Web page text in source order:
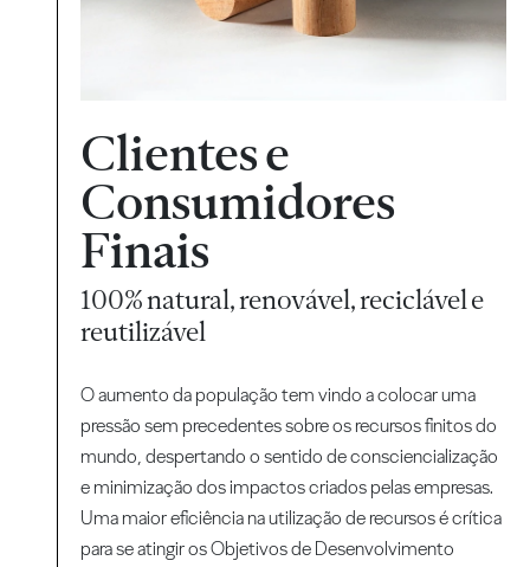
Clientes e
Consumidores
Finais
100% natural, renovável, reciclável e
reutilizável
O aumento da população tem vindo a colocar uma
pressão sem precedentes sobre os recursos finitos do
mundo, despertando o sentido de consciencialização
e minimização dos impactos criados pelas empresas.
Uma maior eficiência na utilização de recursos é crítica
para se atingir os Objetivos de Desenvolvimento